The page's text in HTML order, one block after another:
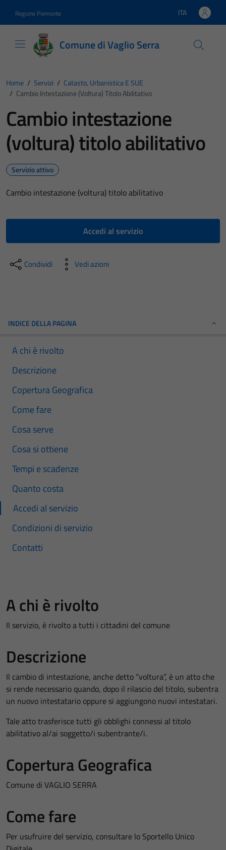
Regione Piemonte Lingua attiva:
ITA
Comune di Vaglio Serra
Home / Servizi / Catasto, Urbanistica E SUE
/ Cambio Intestazione (voltura) Titolo Abilitativo
Cambio intestazione
(voltura) titolo abilitativo
Servizio attivo
Cambio intestazione (voltura) titolo abilitativo
Accedi al servizio
Condividi Vedi azioni
INDICE DELLA PAGINA
A chi è rivolto
Descrizione
Copertura Geografica
Come fare
Cosa serve
Cosa si ottiene
Tempi e scadenze
Quanto costa
Accedi al servizio
Condizioni di servizio
Contatti
A chi è rivolto
Il servizio, è rivolto a tutti i cittadini del comune
Descrizione
Il cambio di intestazione, anche detto “voltura”, è un atto che
si rende necessario quando, dopo il rilascio del titolo, subentra
un nuovo intestatario oppure si aggiungono nuovi intestatari.
Tale atto trasferisce tutti gli obblighi connessi al titolo
abilitativo al/ai soggetto/i subentrante/i.
Copertura Geografica
Comune di VAGLIO SERRA
Come fare
Per usufruire del servizio, consultare lo Sportello Unico